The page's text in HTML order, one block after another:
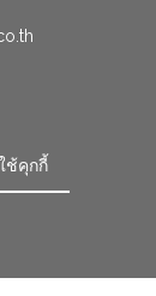
ช้คุกกี้